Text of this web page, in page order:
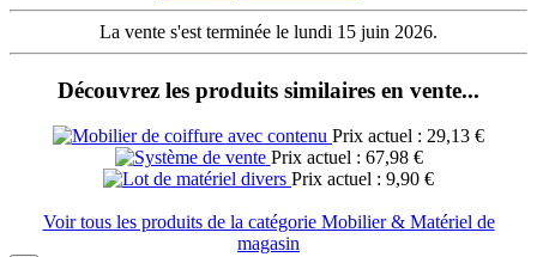
La vente s'est terminée le lundi 15 juin 2026.
Découvrez les produits similaires en vente...
Prix actuel : 29,13 €
Prix actuel : 67,98 €
Prix actuel : 9,90 €
Voir tous les produits de la catégorie Mobilier & Matériel de
magasin